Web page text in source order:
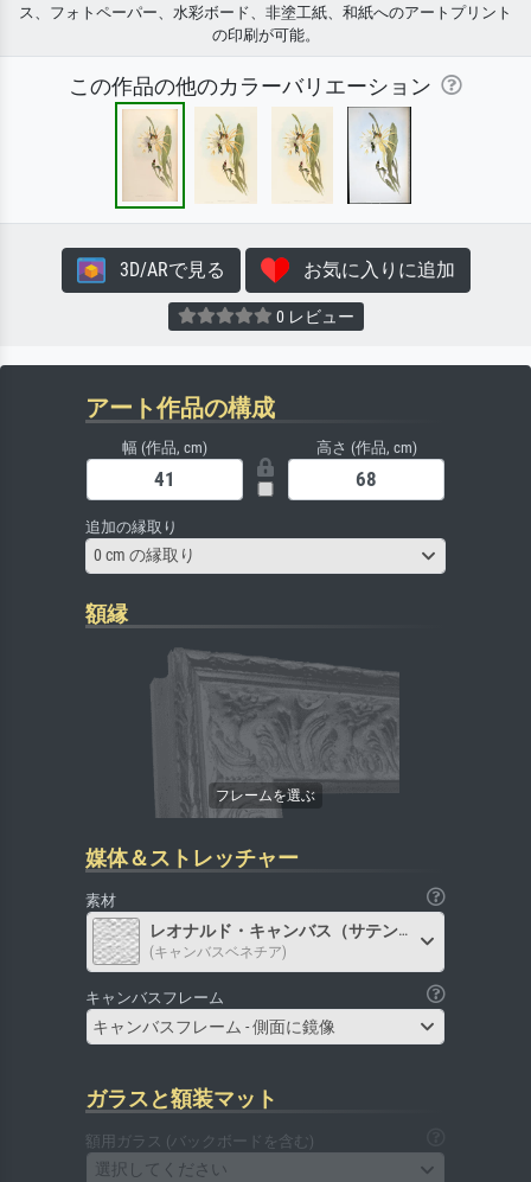
ス、フォトペーパー、水彩ボード、非塗工紙、和紙へのアートプリント
の印刷が可能。
この作品の他のカラーバリエーション
3D/ARで見る お気に入りに追加
0 レビュー
アート作品の構成
幅 (作品, cm) 高さ (作品, cm)
追加の縁取り
0 cm の縁取り
額縁
媒体＆ストレッチャー
素材
レオナルド・キャンバス（サテン）
(キャンバスベネチア)
キャンバスフレーム
キャンバスフレーム - 側面に鏡像
ガラスと額装マット
額用ガラス (バックボードを含む)
選択してください